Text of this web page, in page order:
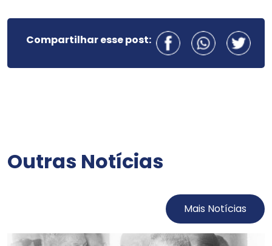
Compartilhar esse post:
Outras Notícias
Mais Notícias